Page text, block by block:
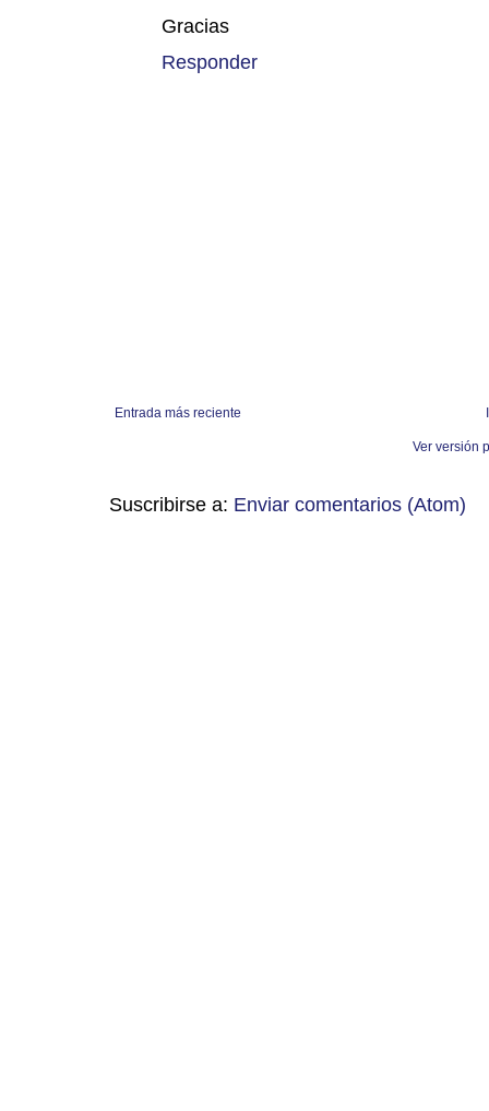
Gracias
Responder
Entrada más reciente
Ver versión
Suscribirse a: Enviar comentarios (Atom)